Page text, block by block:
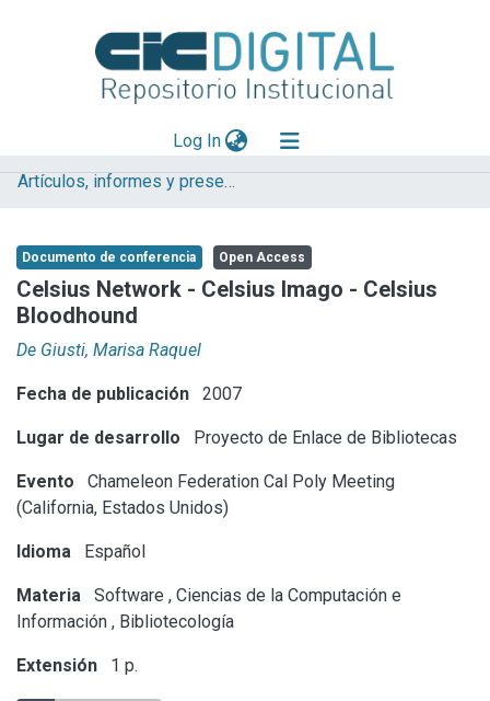
Log In(current)
Explorar
Aportar material
Statistics
Artículos, informes y presentaciones en Congresos CESGI
Documento de conferencia Open Access
Celsius Network - Celsius Imago - Celsius
Bloodhound
De Giusti, Marisa Raquel
Fecha de publicación 2007
Lugar de desarrollo Proyecto de Enlace de Bibliotecas
Evento
Chameleon Federation Cal Poly Meeting
(California, Estados Unidos)
Idioma Español
Materia Software , Ciencias de la Computación e
Información , Bibliotecología
Extensión 1 p.